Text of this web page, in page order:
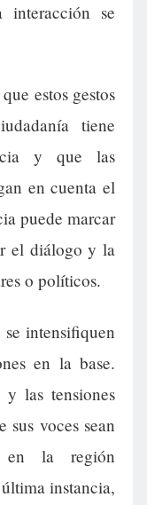
interacción se
estos gestos
tiene
y que las
en cuenta el
puede marcar
el diálogo y la
o políticos.
intensifiquen
en la base.
las tensiones
sus voces sean
en la región
instancia,